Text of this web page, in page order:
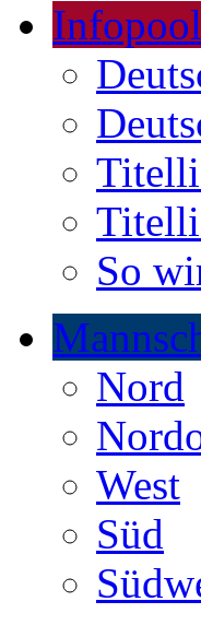
Infopool
So
Nord
West
Süd